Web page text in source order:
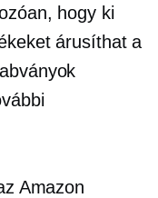
hogy ki
árusíthat a
Amazon